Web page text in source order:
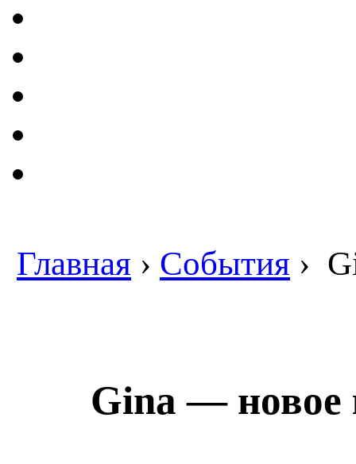
Главная › События ›
Gina — новое